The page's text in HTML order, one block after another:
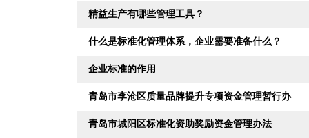
精益生产有哪些管理工具？
什么是标准化管理体系，企业需要准备什么？
企业标准的作用
青岛市李沧区质量品牌提升专项资金管理暂行办
青岛市城阳区标准化资助奖励资金管理办法